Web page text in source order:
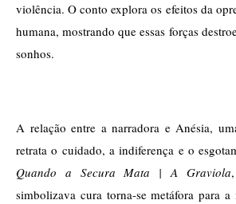
violência. O conto explora os efeitos da
humana, mostrando que essas forças
sonhos.
A relação entre a narradora e Anésia,
retrata o cuidado, a indiferença e o
Quando a Secura Mata | A Graviola
simbolizava cura torna-se metáfora para